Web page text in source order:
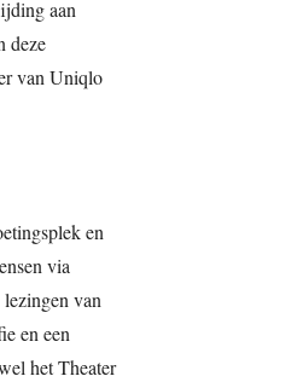
aan
deze
van Uniqlo
en
via
van
en een
het Theater